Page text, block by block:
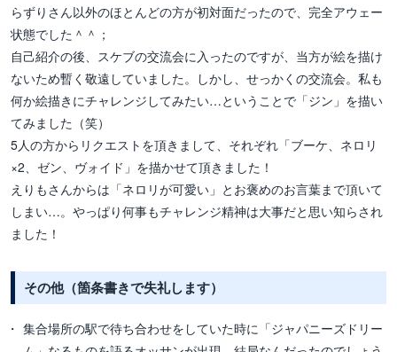
らずりさん以外のほとんどの方が初対面だったので、完全アウェー
状態でした＾＾；
自己紹介の後、スケブの交流会に入ったのですが、当方が絵を描け
ないため暫く敬遠していました。しかし、せっかくの交流会。私も
何か絵描きにチャレンジしてみたい…ということで「ジン」を描い
てみました（笑）
5人の方からリクエストを頂きまして、それぞれ「ブーケ、ネロリ
×2、ゼン、ヴォイド」を描かせて頂きました！
えりもさんからは「ネロリが可愛い」とお褒めのお言葉まで頂いて
しまい…。やっぱり何事もチャレンジ精神は大事だと思い知らされ
ました！
その他（箇条書きで失礼します）
集合場所の駅で待ち合わせをしていた時に「ジャパニーズドリー